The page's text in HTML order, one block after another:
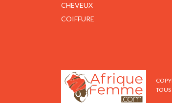
CHEVEUX
COIFFURE
TOUS